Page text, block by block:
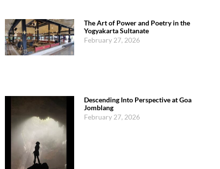
The Art of Power and Poetry in the
Yogyakarta Sultanate
February 27, 2026
Descending Into Perspective at Goa
Jomblang
February 27, 2026